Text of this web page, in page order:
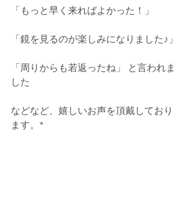
「もっと早く来ればよかった！」
「鏡を見るのが楽しみになりました♪」
「周りからも若返ったね」 と言われま
した
などなど、嬉しいお声を頂戴しており
ます。*